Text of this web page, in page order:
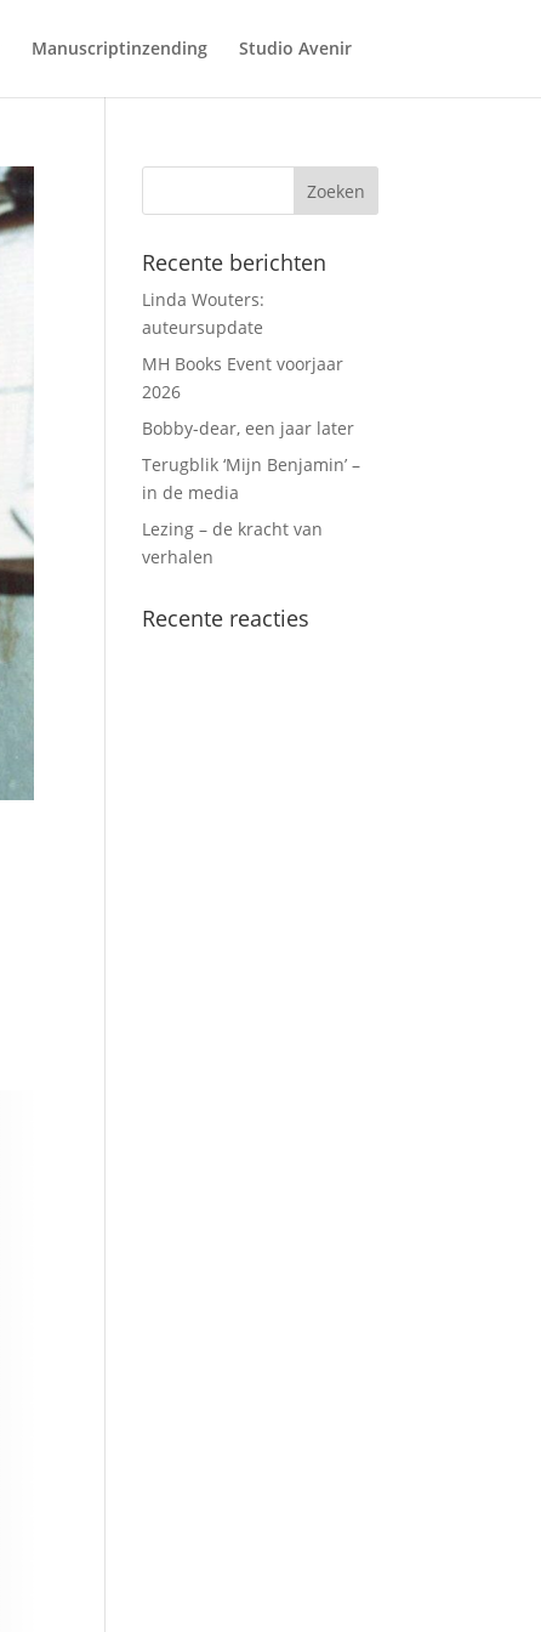
Manuscriptinzending Studio Avenir
Recente berichten
Linda Wouters:
auteursupdate
MH Books Event voorjaar
2026
Bobby-dear, een jaar later
Terugblik ‘Mijn Benjamin’ –
in de media
Lezing – de kracht van
verhalen
Recente reacties